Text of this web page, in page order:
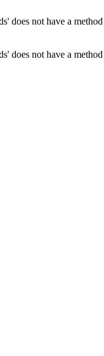
does not have a
does not have a